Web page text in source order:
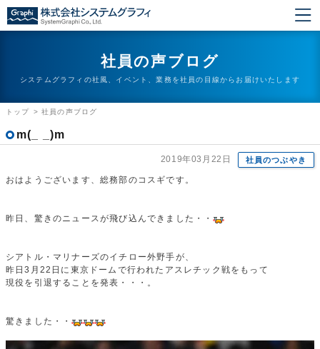
社員の声ブログ
システムグラフィの社風、イベント、業務を社員の目線からお届けいたします
トップ >社員の声ブログ
m(_ _)m
2019年03月22日 社員のつぶやき
おはようございます、総務部のコスギです。
昨日、驚きのニュースが飛び込んできました・・
シアトル・マリナーズのイチロー外野手が、
昨日3月22日に東京ドームで行われたアスレチック戦をもって
現役を引退することを発表・・・。
驚きました・・